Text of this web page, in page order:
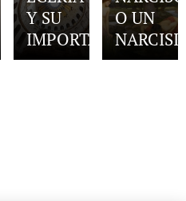
Y SU
IMPORTANCIA
O UN